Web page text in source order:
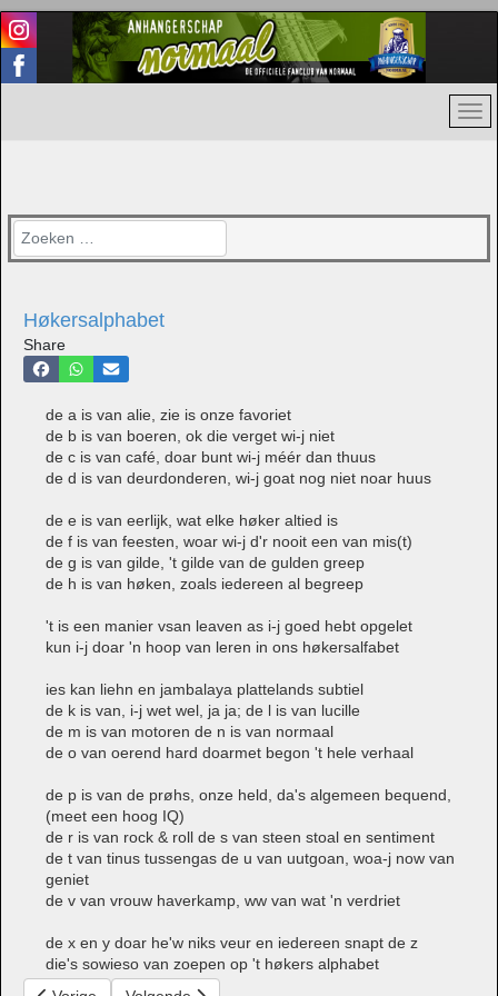
Zoeken
Høkersalphabet
Share
de a is van alie, zie is onze favoriet
de b is van boeren, ok die verget wi-j niet
de c is van café, doar bunt wi-j méér dan thuus
de d is van deurdonderen, wi-j goat nog niet noar huus
de e is van eerlijk, wat elke høker altied is
de f is van feesten, woar wi-j d'r nooit een van mis(t)
de g is van gilde, 't gilde van de gulden greep
de h is van høken, zoals iedereen al begreep
't is een manier vsan leaven as i-j goed hebt opgelet
kun i-j doar 'n hoop van leren in ons høkersalfabet
ies kan liehn en jambalaya plattelands subtiel
de k is van, i-j wet wel, ja ja; de l is van lucille
de m is van motoren de n is van normaal
de o van oerend hard doarmet begon 't hele verhaal
de p is van de prøhs, onze held, da's algemeen bequend,
(meet een hoog IQ)
de r is van rock & roll de s van steen stoal en sentiment
de t van tinus tussengas de u van uutgoan, woa-j now van
geniet
de v van vrouw haverkamp, ww van wat 'n verdriet
de x en y doar he'w niks veur en iedereen snapt de z
die's sowieso van zoepen op 't høkers alphabet